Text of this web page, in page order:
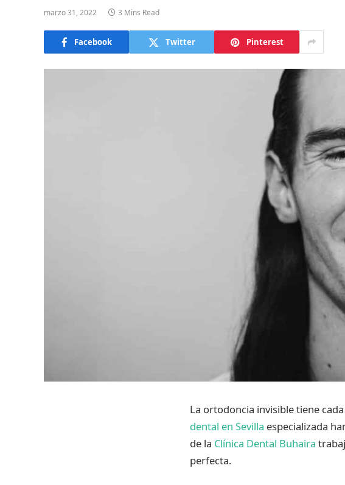
marzo 31, 2022 3 Mins Read
Facebook Twitter Pinterest
La ortodoncia invisible tiene
dental en Sevilla especializada
de la Clínica Dental Buhaira
perfecta.